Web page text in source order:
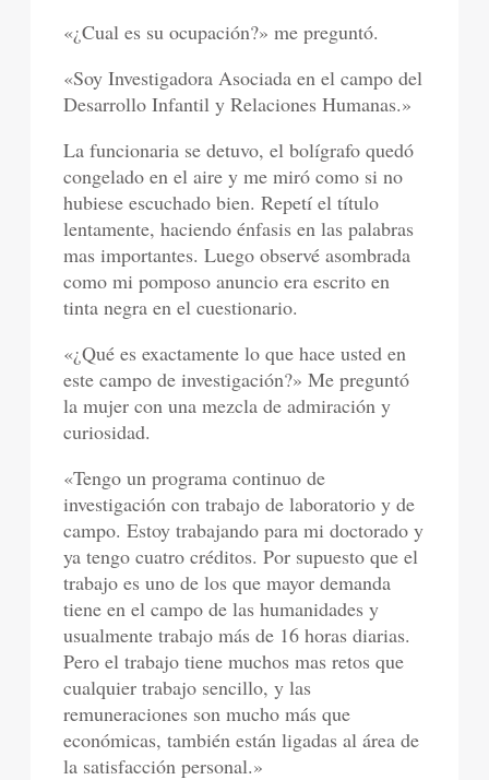
«¿Cual es su ocupación?» me preguntó.
«Soy Investigadora Asociada en el campo del
Desarrollo Infantil y Relaciones Humanas.»
La funcionaria se detuvo, el bolígrafo quedó
congelado en el aire y me miró como si no
hubiese escuchado bien. Repetí el título
lentamente, haciendo énfasis en las palabras
mas importantes. Luego observé asombrada
como mi pomposo anuncio era escrito en
tinta negra en el cuestionario.
«¿Qué es exactamente lo que hace usted en
este campo de investigación?» Me preguntó
la mujer con una mezcla de admiración y
curiosidad.
«Tengo un programa continuo de
investigación con trabajo de laboratorio y de
campo. Estoy trabajando para mi doctorado y
ya tengo cuatro créditos. Por supuesto que el
trabajo es uno de los que mayor demanda
tiene en el campo de las humanidades y
usualmente trabajo más de 16 horas diarias.
Pero el trabajo tiene muchos mas retos que
cualquier trabajo sencillo, y las
remuneraciones son mucho más que
económicas, también están ligadas al área de
la satisfacción personal.»